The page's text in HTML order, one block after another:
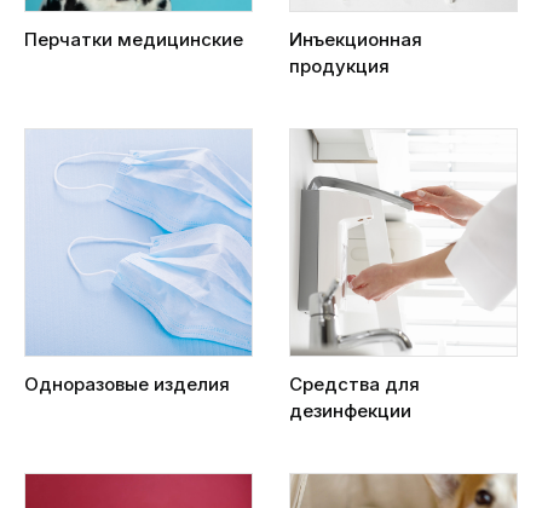
Перчатки медицинские
Инъекционная
продукция
Одноразовые изделия
Средства для
дезинфекции